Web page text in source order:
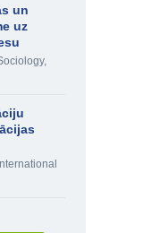
un
uz
,
International